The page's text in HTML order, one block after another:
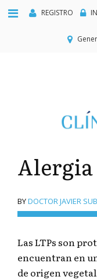
REGISTRO
Alergia
BYDOCTOR JAVIER
Las LTPs son
encuentran en
de origen